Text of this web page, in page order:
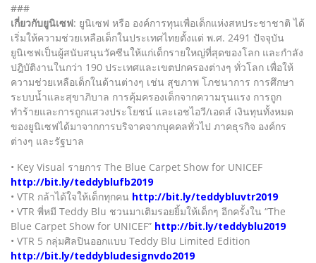
###
เกี่ยวกับยูนิเซฟ: ยูนิเซฟ หรือ องค์การทุนเพื่อเด็กแห่งสหประชาชาติ ได้
เริ่มให้ความช่วยเหลือเด็กในประเทศไทยตั้งแต่ พ.ศ. 2491 ปัจจุบัน
ยูนิเซฟเป็นผู้สนับสนุนวัคซีนให้แก่เด็กรายใหญ่ที่สุดของโลก และกำลัง
ปฎิบัติงานในกว่า 190 ประเทศและเขตปกครองต่างๆ ทั่วโลก เพื่อให้
ความช่วยเหลือเด็กในด้านต่างๆ เช่น สุขภาพ โภชนาการ การศึกษา
ระบบน้ำและสุขาภิบาล การคุ้มครองเด็กจากความรุนแรง การถูก
ทำร้ายและการถูกแสวงประโยชน์ และเอชไอวี/เอดส์ เงินทุนทั้งหมด
ของยูนิเซฟได้มาจากการบริจาคจากบุคคลทั่วไป ภาคธุรกิจ องค์กร
ต่างๆ และรัฐบาล
• Key Visual รายการ The Blue Carpet Show for UNICEF
http://bit.ly/teddyblufb2019
• VTR กล้าได้ใจให้เด็กทุกคน http://bit.ly/teddybluvtr2019
• VTR พี่หมี Teddy Blu ชวนมาเติมรอยยิ้มให้เด็กๆ อีกครั้งใน “The
Blue Carpet Show for UNICEF” http://bit.ly/teddyblu2019
• VTR 5 กลุ่มศิลปินออกแบบ Teddy Blu Limited Edition
http://bit.ly/teddybludesignvdo2019